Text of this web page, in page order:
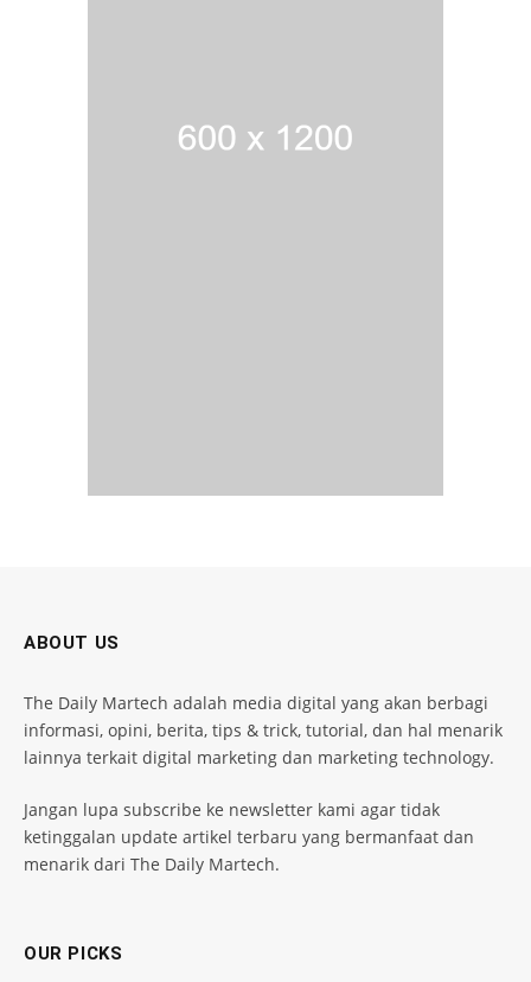
ABOUT US
The Daily Martech adalah media digital yang akan berbagi
informasi, opini, berita, tips & trick, tutorial, dan hal menarik
lainnya terkait digital marketing dan marketing technology.
Jangan lupa subscribe ke newsletter kami agar tidak
ketinggalan update artikel terbaru yang bermanfaat dan
menarik dari The Daily Martech.
OUR PICKS